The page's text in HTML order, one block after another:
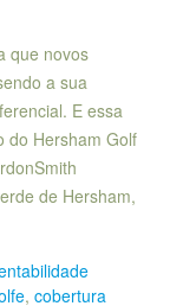
que novos
a sua
E essa
do Hersham Golf
de Hersham,
, cobertura